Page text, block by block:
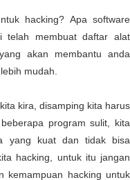
hacking? Apa software
telah membuat daftar alat
akan membantu anda
mudah.
kira, disamping kita harus
program sulit, kita
yang kuat dan tidak bisa
hacking, untuk itu jangan
kemampuan hacking untuk